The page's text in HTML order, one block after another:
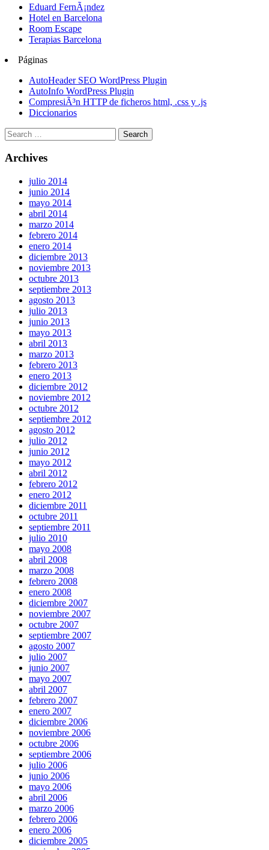
Eduard FernÃ¡ndez
Hotel en Barcelona
Room Escape
Terapias Barcelona
Páginas
AutoHeader SEO WordPress Plugin
AutoInfo WordPress Plugin
CompresiÃ³n HTTP de ficheros html, .css y .js
Diccionarios
Archives
julio 2014
junio 2014
mayo 2014
abril 2014
marzo 2014
febrero 2014
enero 2014
diciembre 2013
noviembre 2013
octubre 2013
septiembre 2013
agosto 2013
julio 2013
junio 2013
mayo 2013
abril 2013
marzo 2013
febrero 2013
enero 2013
diciembre 2012
noviembre 2012
octubre 2012
septiembre 2012
agosto 2012
julio 2012
junio 2012
mayo 2012
abril 2012
febrero 2012
enero 2012
diciembre 2011
octubre 2011
septiembre 2011
julio 2010
mayo 2008
abril 2008
marzo 2008
febrero 2008
enero 2008
diciembre 2007
noviembre 2007
octubre 2007
septiembre 2007
agosto 2007
julio 2007
junio 2007
mayo 2007
abril 2007
febrero 2007
enero 2007
diciembre 2006
noviembre 2006
octubre 2006
septiembre 2006
julio 2006
junio 2006
mayo 2006
abril 2006
marzo 2006
febrero 2006
enero 2006
diciembre 2005